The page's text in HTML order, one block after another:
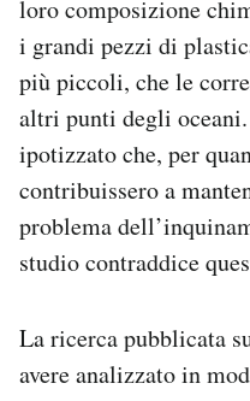
loro composizione
i grandi pezzi di
più piccoli, che le
altri punti degli
ipotizzato che, per
contribuissero a
problema
studio contraddice
La ricerca pubblicata
avere analizzato in